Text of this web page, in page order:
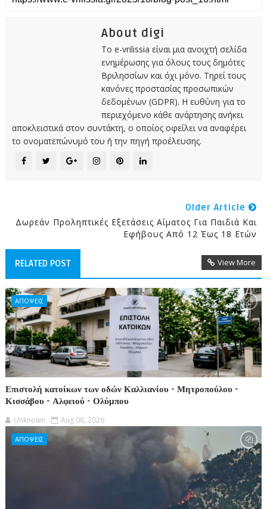
About digi
Το e-vrilissia είναι μια ανοιχτή σελίδα
ενημέρωσης για όλους τους δημότες
Βριλησσίων και όχι μόνο. Τηρεί τους
κανόνες προστασίας προσωπικών
δεδομένων (GDPR). Η ευθύνη για το
περιεχόμενο κάθε ανάρτησης ανήκει
αποκλειστικά στον συντάκτη, ο οποίος οφείλει να αναφέρει
το ονοματεπώνυμό του ή την πηγή προέλευσης.
Older Article
Δωρεάν Προληπτικές Εξετάσεις Αίματος Για Παιδιά Και
Εφήβους Από 12 Έως 18 Ετών
RELATED POST View More
ΑΠΟΨΕΙΣ
Επιστολή κατοίκων των οδών Καλλιανίου - Μητροπούλου -
Κισσάβου - Αλφειού - Ολύμπου
Unknown Aug 08, 2026
ΑΠΟΨΕΙΣ